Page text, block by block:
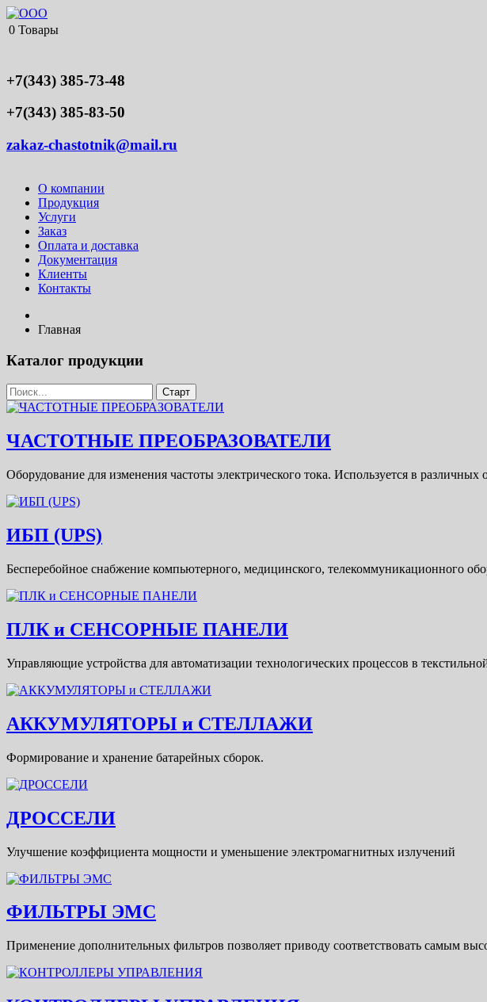
0 Товары
+7(343) 385-73-48
+7(343) 385-83-50
zakaz-chastotnik@mail.ru
О компании
Продукция
Услуги
Заказ
Оплата и доставка
Документация
Клиенты
Контакты
Главная
Каталог продукции
ЧАСТОТНЫЕ ПРЕОБРАЗОВАТЕЛИ
Оборудование для изменения частоты электрического тока. Используется в
ИБП (UPS)
Бесперебойное снабжение компьютерного, медицинского, телекоммуникационного
ПЛК и СЕНСОРНЫЕ ПАНЕЛИ
Управляющие устройства для автоматизации технологических процессов в
АККУМУЛЯТОРЫ и СТЕЛЛАЖИ
Формирование и хранение батарейных сборок.
ДРОССЕЛИ
Улучшение коэффициента мощности и уменьшение электромагнитных излучений
ФИЛЬТРЫ ЭМС
Применение дополнительных фильтров позволяет приводу соответствовать самым